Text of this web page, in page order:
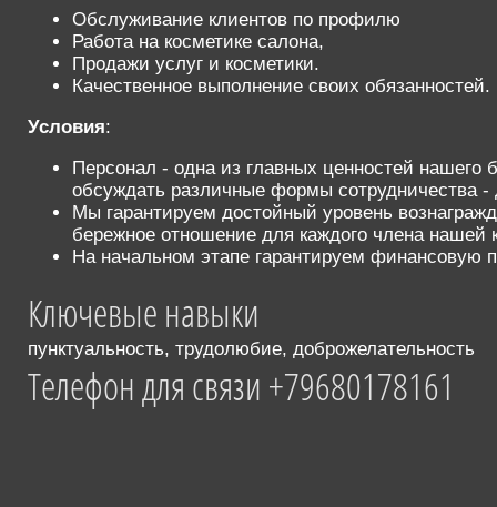
Обслуживание клиентов по профилю
Работа на косметике салона,
Продажи услуг и косметики.
Качественное выполнение своих обязанностей.
Условия:
Персонал - одна из главных ценностей
обсуждать различные формы сотрудничества -
Мы гарантируем достойный уровень
бережное отношение для каждого члена нашей
На начальном этапе гарантируем финансовую
Ключевые навыки
пунктуальность, трудолюбие, доброжелательность
Телефон для связи +79680178161